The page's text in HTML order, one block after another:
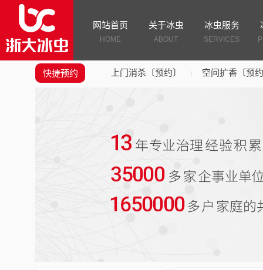
网站首页
HOME
关于冰虫
ABOUT
冰虫服务
SERVICES
快捷预约 上门消杀〔预约〕 空间扩香〔预